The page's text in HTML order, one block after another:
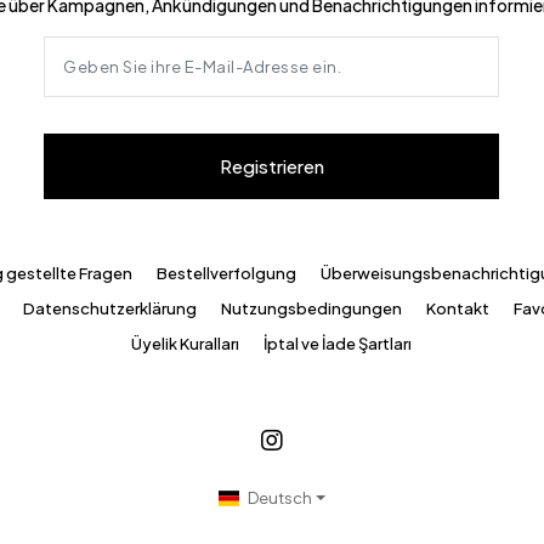
Registrieren
gestellte Fragen Bestellverfolgung
Datenschutzerklärung Nutzungsbedingungen Kontakt
Üyelik Kuralları
İptal ve İade Şartları
Deutsch